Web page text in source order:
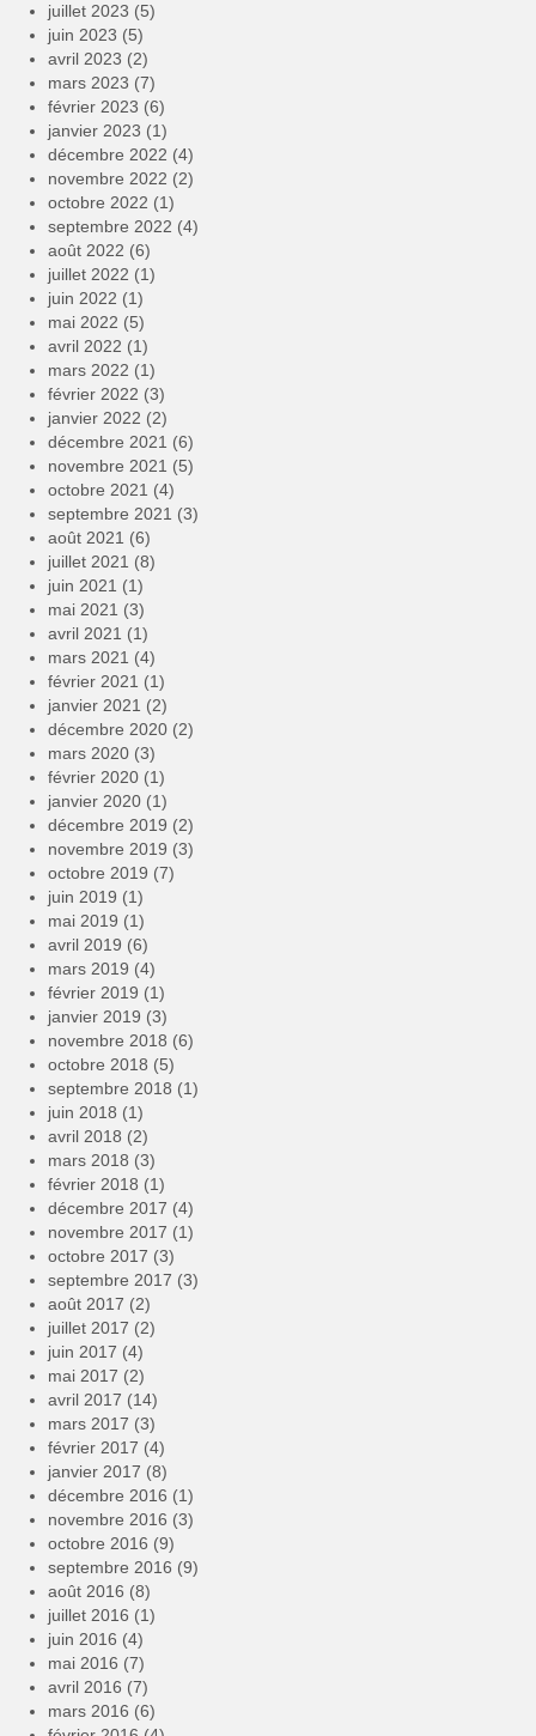
juillet 2023 (5)
juin 2023 (5)
avril 2023 (2)
mars 2023 (7)
février 2023 (6)
janvier 2023 (1)
décembre 2022 (4)
novembre 2022 (2)
octobre 2022 (1)
septembre 2022 (4)
août 2022 (6)
juillet 2022 (1)
juin 2022 (1)
mai 2022 (5)
avril 2022 (1)
mars 2022 (1)
février 2022 (3)
janvier 2022 (2)
décembre 2021 (6)
novembre 2021 (5)
octobre 2021 (4)
septembre 2021 (3)
août 2021 (6)
juillet 2021 (8)
juin 2021 (1)
mai 2021 (3)
avril 2021 (1)
mars 2021 (4)
février 2021 (1)
janvier 2021 (2)
décembre 2020 (2)
mars 2020 (3)
février 2020 (1)
janvier 2020 (1)
décembre 2019 (2)
novembre 2019 (3)
octobre 2019 (7)
juin 2019 (1)
mai 2019 (1)
avril 2019 (6)
mars 2019 (4)
février 2019 (1)
janvier 2019 (3)
novembre 2018 (6)
octobre 2018 (5)
septembre 2018 (1)
juin 2018 (1)
avril 2018 (2)
mars 2018 (3)
février 2018 (1)
décembre 2017 (4)
novembre 2017 (1)
octobre 2017 (3)
septembre 2017 (3)
août 2017 (2)
juillet 2017 (2)
juin 2017 (4)
mai 2017 (2)
avril 2017 (14)
mars 2017 (3)
février 2017 (4)
janvier 2017 (8)
décembre 2016 (1)
novembre 2016 (3)
octobre 2016 (9)
septembre 2016 (9)
août 2016 (8)
juillet 2016 (1)
juin 2016 (4)
mai 2016 (7)
avril 2016 (7)
mars 2016 (6)